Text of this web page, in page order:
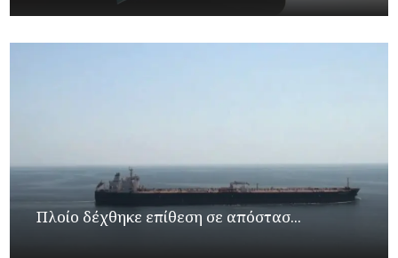
Πλοίο δέχθηκε επίθεση σε απόστασ...